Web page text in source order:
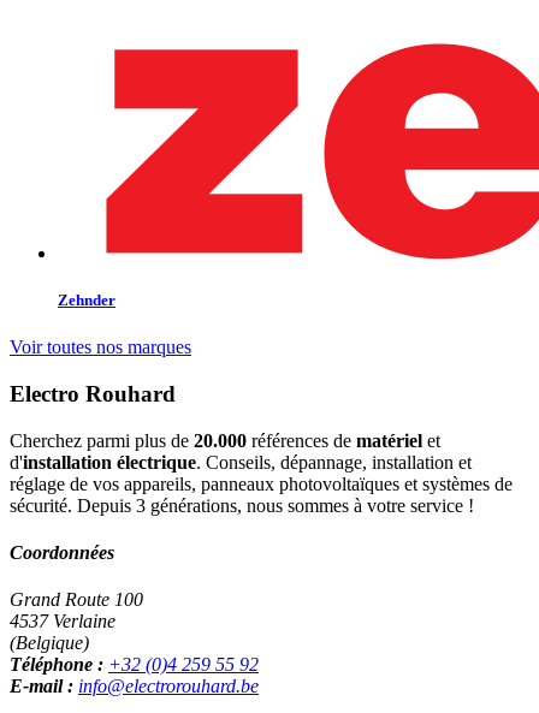
Zehnder
Voir toutes nos marques
Electro Rouhard
Cherchez parmi plus de 20.000 références de matériel et
d'installation électrique. Conseils, dépannage, installation et
réglage de vos appareils, panneaux photovoltaïques et systèmes de
sécurité. Depuis 3 générations, nous sommes à votre service !
Coordonnées
Grand Route 100
4537 Verlaine
(Belgique)
Téléphone : +32 (0)4 259 55 92
E-mail : info@electrorouhard.be